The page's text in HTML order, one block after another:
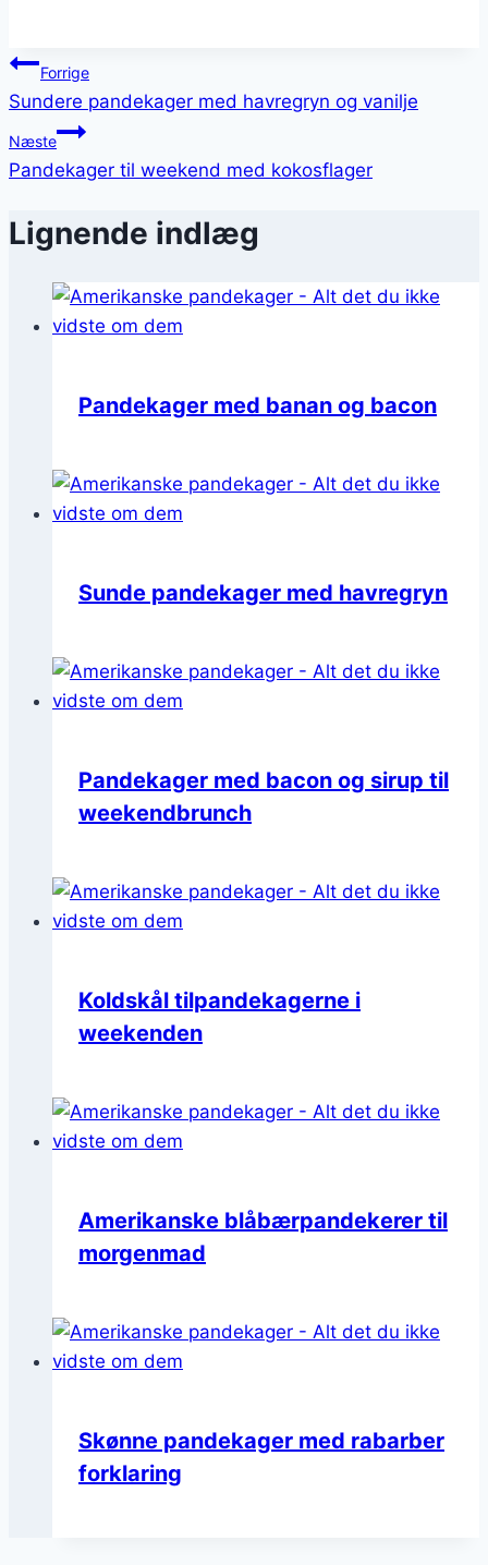
Indlægsnavigation
Forrige
Sundere pandekager med havregryn og vanilje
Næste
Pandekager til weekend med kokosflager
Lignende indlæg
Pandekager med banan og bacon
Sunde pandekager med havregryn
Pandekager med bacon og sirup til
weekendbrunch
Koldskål tilpandekagerne i
weekenden
Amerikanske blåbærpandekerer til
morgenmad
Skønne pandekager med rabarber
forklaring